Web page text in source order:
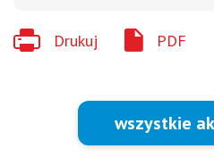
Drukuj PDF
wszystkie